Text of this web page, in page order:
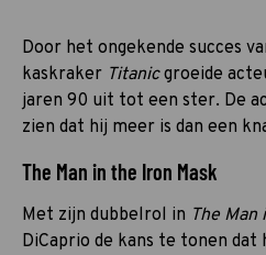
Door het ongekende succes
kaskraker Titanicgroeide
jaren 90 uit tot een ster. De
zien dat hij meer is dan een
The Man in the Iron Mask
Met zijn dubbelrol in The
DiCaprio de kans te tonen dat